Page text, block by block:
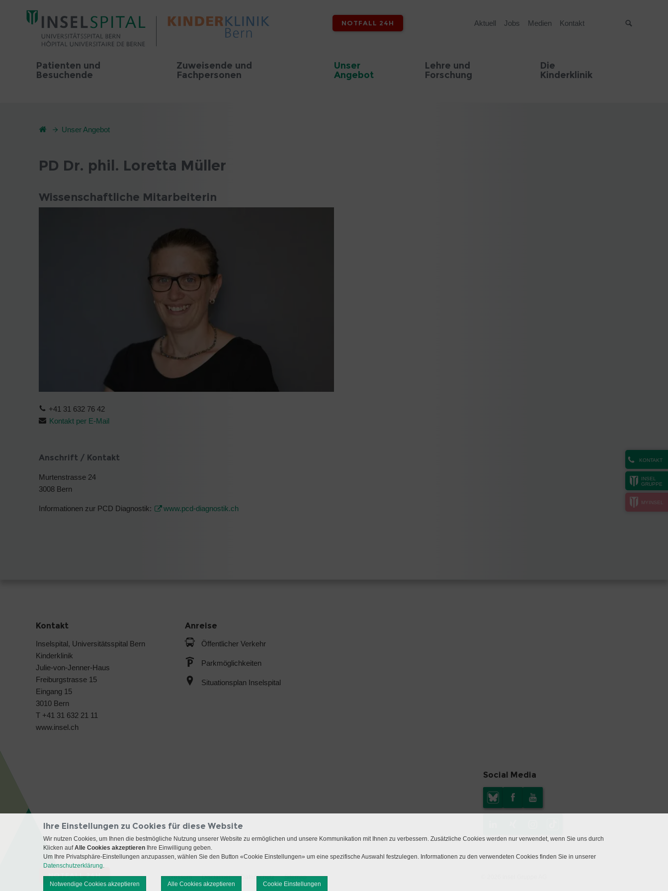
NOTFALL 24H Aktuell Jobs Medien Kontakt
Patienten und
Besuchende
Zuweisende und
Fachpersonen
Unser
Angebot
Lehre und
Forschung
Die
Kinderklinik
KONTAKT
INSEL
GRUPPE
MYINSEL
Unser Angebot
PD Dr. phil. Loretta Müller
Wissenschaftliche Mitarbeiterin
+41 31 632 76 42
Kontakt per E-Mail
Anschrift / Kontakt
Murtenstrasse 24
3008 Bern
Informationen zur PCD Diagnostik: www.pcd-diagnostik.ch
Kontakt
Inselspital, Universitätsspital Bern
Kinderklinik
Julie-von-Jenner-Haus
Freiburgstrasse 15
Eingang 15
3010 Bern
T +41 31 632 21 11
www.insel.ch
Anreise
Öffentlicher Verkehr
Parkmöglichkeiten
Situationsplan Inselspital
Social Media
NOTFALL 24H Impressum Disclaimer Datenschutz Sitemap
Ihre Einstellungen zu Cookies für diese Website
Wir nutzen Cookies, um Ihnen die bestmögliche Nutzung unserer Website zu ermöglichen und unsere Kommunikation mit Ihnen zu verbessern. Zusätzliche Cookies werden nur verwendet, wenn Sie uns durch
Klicken aufAlle Cookies akzeptieren Ihre Einwilligung geben.
Um Ihre Privatsphäre-Einstellungen anzupassen, wählen Sie den Button «Cookie Einstellungen» um eine spezifische Auswahl festzulegen. Informationen zu den verwendeten Cookies finden Sie in unserer
Datenschutzerklärung.
Notwendige Cookies akzeptieren Alle Cookies akzeptieren Cookie Einstellungen